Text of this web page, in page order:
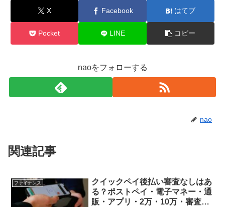
X Facebook はてブ
Pocket LINE コピー
naoをフォローする
nao
関連記事
ファイナンス
クイックペイ後払い審査なしはあ
る？ポストペイ・電子マネー・通
販・アプリ・2万・10万・審査落